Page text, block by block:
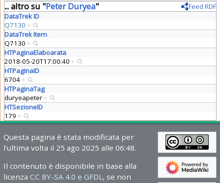
... altro su "Peter Duryea"
Feed RDF
DataTrek ID
Q7130 +
DataTrek Item
Q7130 +
HTPaginaElaboarata
2018-05-20T17:00:40 +
HTPaginaID
6704+
HTPaginaTag
duryeapeter+
HTSezioneID
179 +
Questa pagina è stata modificata per
l'ultima volta il 25 ago 2025 alle 06:48.
Il contenuto è disponibile in base alla
licenza CC BY-SA 4.0 e GFDL , se non